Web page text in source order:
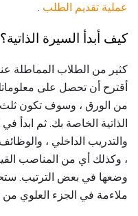
عملية تقديم الطلب .
كيف أبدأ السيرة الذاتية؟
كثير من الطلاب المماطلة
أقترح أن تحصل على
من الورق ، وسوف تكون
الذاتية الخاصة بك. ثم ابدأ
والتدريب الداخلي ،
، وكذلك أي من المناصب
وضعها في بعض الترتيب.
ملاءمة في الجزء العلوي من